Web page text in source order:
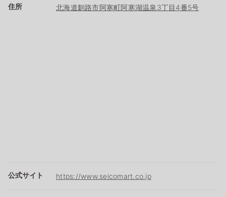
住所 北海道釧路市阿寒町阿寒湖温泉3丁目4番5号
公式サイト https://www.seicomart.co.jp